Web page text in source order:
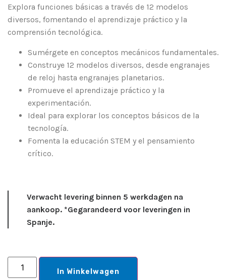
Explora funciones básicas a través de 12 modelos
diversos, fomentando el aprendizaje práctico y la
comprensión tecnológica.
Sumérgete en conceptos mecánicos fundamentales.
Construye 12 modelos diversos, desde engranajes
de reloj hasta engranajes planetarios.
Promueve el aprendizaje práctico y la
experimentación.
Ideal para explorar los conceptos básicos de la
tecnología.
Fomenta la educación STEM y el pensamiento
crítico.
Verwacht levering binnen 5 werkdagen na
aankoop. *Gegarandeerd voor leveringen in
Spanje.
In Winkelwagen